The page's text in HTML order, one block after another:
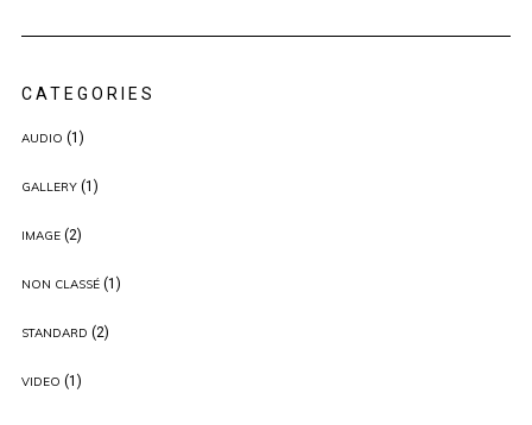
CATEGORIES
AUDIO (1)
GALLERY(1)
IMAGE(2)
NON CLASSÉ(1)
STANDARD (2)
VIDEO (1)